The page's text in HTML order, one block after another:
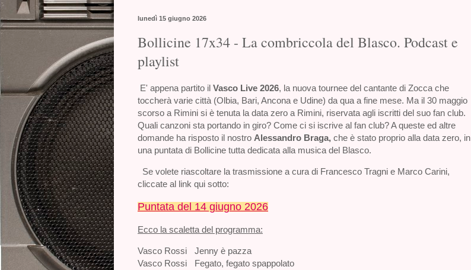
lunedì 15 giugno 2026
Bollicine 17x34 - La combriccola del Blasco. Podcast e
playlist
E' appena partito il Vasco Live 2026, la nuova tournee del cantante di Zocca che
toccherà varie città (Olbia, Bari, Ancona e Udine) da qua a fine mese. Ma il 30 maggio
scorso a Rimini si è tenuta la data zero a Rimini, riservata agli iscritti del suo fan club.
Quali canzoni sta portando in giro? Come ci si iscrive al fan club? A queste ed altre
domande ha risposto il nostro Alessandro Braga, che è stato proprio alla data zero, in
una puntata di Bollicine tutta dedicata alla musica del Blasco.
Se volete riascoltare la trasmissione a cura di Francesco Tragni e Marco Carini,
cliccate al link qui sotto:
Puntata del 14 giugno 2026
Ecco la scaletta del programma:
Vasco Rossi
Jenny è pazza
Vasco Rossi
Fegato, fegato spappolato